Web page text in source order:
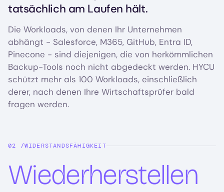
tatsächlich am Laufen hält.
Die Workloads, von denen Ihr Unternehmen
abhängt - Salesforce, M365, GitHub, Entra ID,
Pinecone - sind diejenigen, die von herkömmlichen
Backup-Tools noch nicht abgedeckt werden. HYCU
schützt mehr als 100 Workloads, einschließlich
derer, nach denen Ihre Wirtschaftsprüfer bald
fragen werden.
WIDERSTANDSFÄHIGKEIT
Wiederherstellen